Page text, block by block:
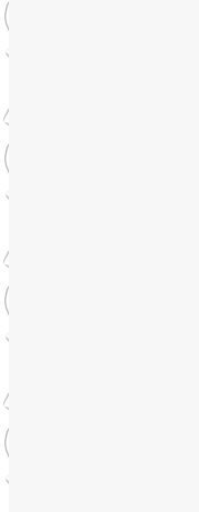
Практикуйте
чтобы быстро
Иногда мыслемешалка
практики не
таком случае лучшим
мыслей станет